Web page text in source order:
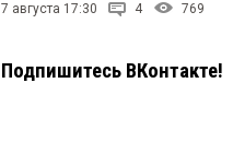
7 августа 17:30 4 769
Подпишитесь ВКонтакте!